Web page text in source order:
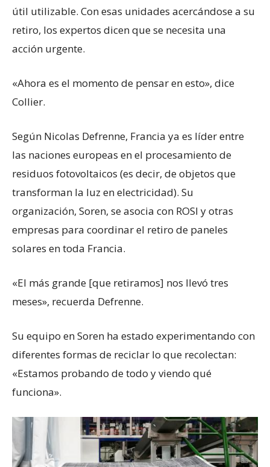
útil utilizable. Con esas unidades acercándose a su
retiro, los expertos dicen que se necesita una
acción urgente.
«Ahora es el momento de pensar en esto», dice
Collier.
Según Nicolas Defrenne, Francia ya es líder entre
las naciones europeas en el procesamiento de
residuos fotovoltaicos (es decir, de objetos que
transforman la luz en electricidad). Su
organización, Soren, se asocia con ROSI y otras
empresas para coordinar el retiro de paneles
solares en toda Francia.
«El más grande [que retiramos] nos llevó tres
meses», recuerda Defrenne.
Su equipo en Soren ha estado experimentando con
diferentes formas de reciclar lo que recolectan:
«Estamos probando de todo y viendo qué
funciona».